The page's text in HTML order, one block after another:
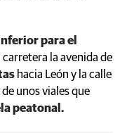
para el
la avenida de
hacia León y la calle
de unos viales que
peatonal.